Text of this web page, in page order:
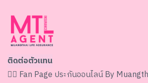
ติดต่อตัวแทน
👉🏻 Fan Page ประกันออนไลน์ By